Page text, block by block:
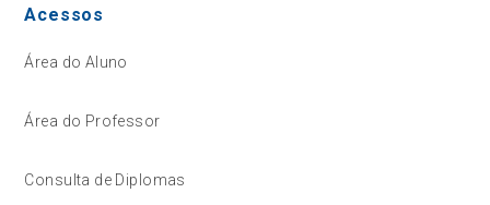
Acessos
Área do Aluno
Área do Professor
Consulta de Diplomas